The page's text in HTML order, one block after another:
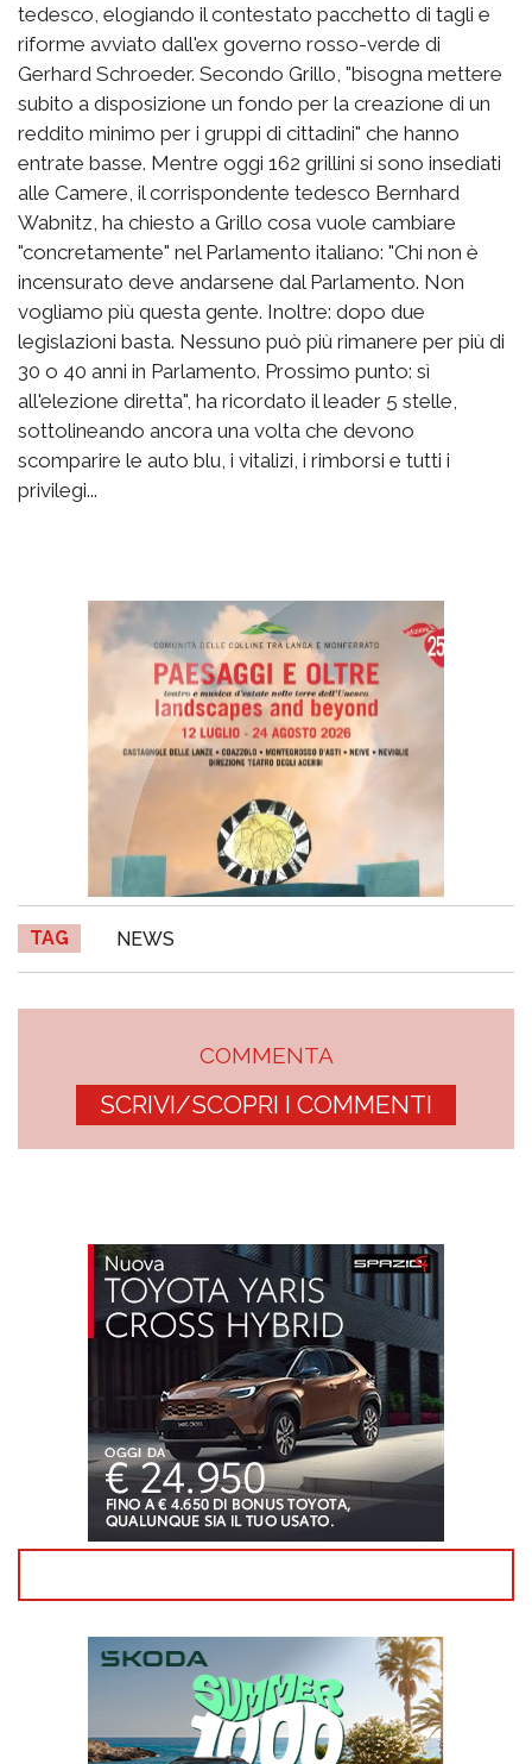
tedesco, elogiando il contestato pacchetto di tagli e
riforme avviato dall'ex governo rosso-verde di
Gerhard Schroeder. Secondo Grillo, "bisogna mettere
subito a disposizione un fondo per la creazione di un
reddito minimo per i gruppi di cittadini" che hanno
entrate basse. Mentre oggi 162 grillini si sono insediati
alle Camere, il corrispondente tedesco Bernhard
Wabnitz, ha chiesto a Grillo cosa vuole cambiare
"concretamente" nel Parlamento italiano: "Chi non è
incensurato deve andarsene dal Parlamento. Non
vogliamo più questa gente. Inoltre: dopo due
legislazioni basta. Nessuno può più rimanere per più di
30 o 40 anni in Parlamento. Prossimo punto: sì
all'elezione diretta", ha ricordato il leader 5 stelle,
sottolineando ancora una volta che devono
scomparire le auto blu, i vitalizi, i rimborsi e tutti i
privilegi...
TAG NEWS
COMMENTA
SCRIVI/SCOPRI I COMMENTI